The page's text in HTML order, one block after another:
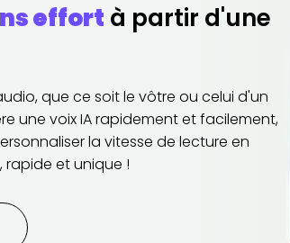
effort à partir d'une
que ce soit le vôtre ou celui d'un
une voix IA rapidement et facilement,
la vitesse de lecture en
et unique !